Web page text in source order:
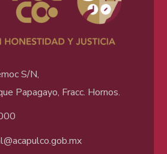
S/N,
Papagayo, Fracc. Hornos.
.gob.mx